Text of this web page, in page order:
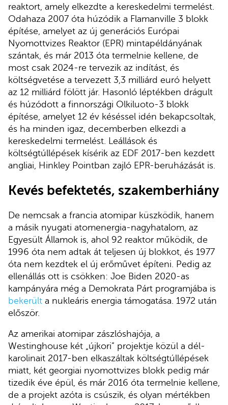
reaktort, amely elkezdte a kereskedelmi termelést.
Odahaza 2007 óta húzódik a Flamanville 3 blokk
építése, amelyet az új generációs Európai
Nyomottvizes Reaktor (EPR) mintapéldányának
szántak, és már 2013 óta termelnie kellene, de
most csak 2024-re tervezik az indítást, és
költségvetése a tervezett 3,3 milliárd euró helyett
az 12 milliárd fölött jár. Hasonló léptékben drágult
és húzódott a finnországi Olkiluoto-3 blokk
építése, amelyet 12 év késéssel idén bekapcsoltak,
és ha minden igaz, decemberben elkezdi a
kereskedelmi termelést. Leállások és
költségtúllépések kísérik az EDF 2017-ben kezdett
angliai, Hinkley Pointban zajló EPR-beruházását is.
Kevés befektetés, szakemberhiány
De nemcsak a francia atomipar küszködik, hanem
a másik nyugati atomenergia-nagyhatalom, az
Egyesült Államok is, ahol 92 reaktor működik, de
1996 óta nem adtak át teljesen új blokkot, és 1977
óta nem kezdtek el új erőművet építeni. Pedig az
ellenállás ott is csökken: Joe Biden 2020-as
kampányára még a Demokrata Párt programjába is
bekerült a nukleáris energia támogatása. 1972 után
először.
Az amerikai atomipar zászlóshajója, a
Westinghouse két „újkori” projektje közül a dél-
karolinait 2017-ben elkaszáltak költségtúllépések
miatt, két georgiai nyomottvizes blokk pedig már
tizedik éve épül, és már 2016 óta termelnie kellene,
de a projekt azóta is csúszik, és olyan mértékben